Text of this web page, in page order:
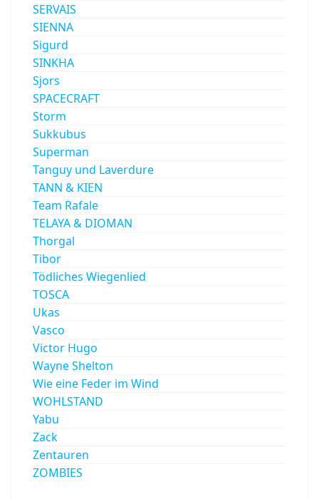
SERVAIS
SIENNA
Sigurd
SINKHA
Sjors
SPACECRAFT
Storm
Sukkubus
Superman
Tanguy und Laverdure
TANN & KIEN
Team Rafale
TELAYA & DIOMAN
Thorgal
Tibor
Tödliches Wiegenlied
TOSCA
Ukas
Vasco
Victor Hugo
Wayne Shelton
Wie eine Feder im Wind
WOHLSTAND
Yabu
Zack
Zentauren
ZOMBIES